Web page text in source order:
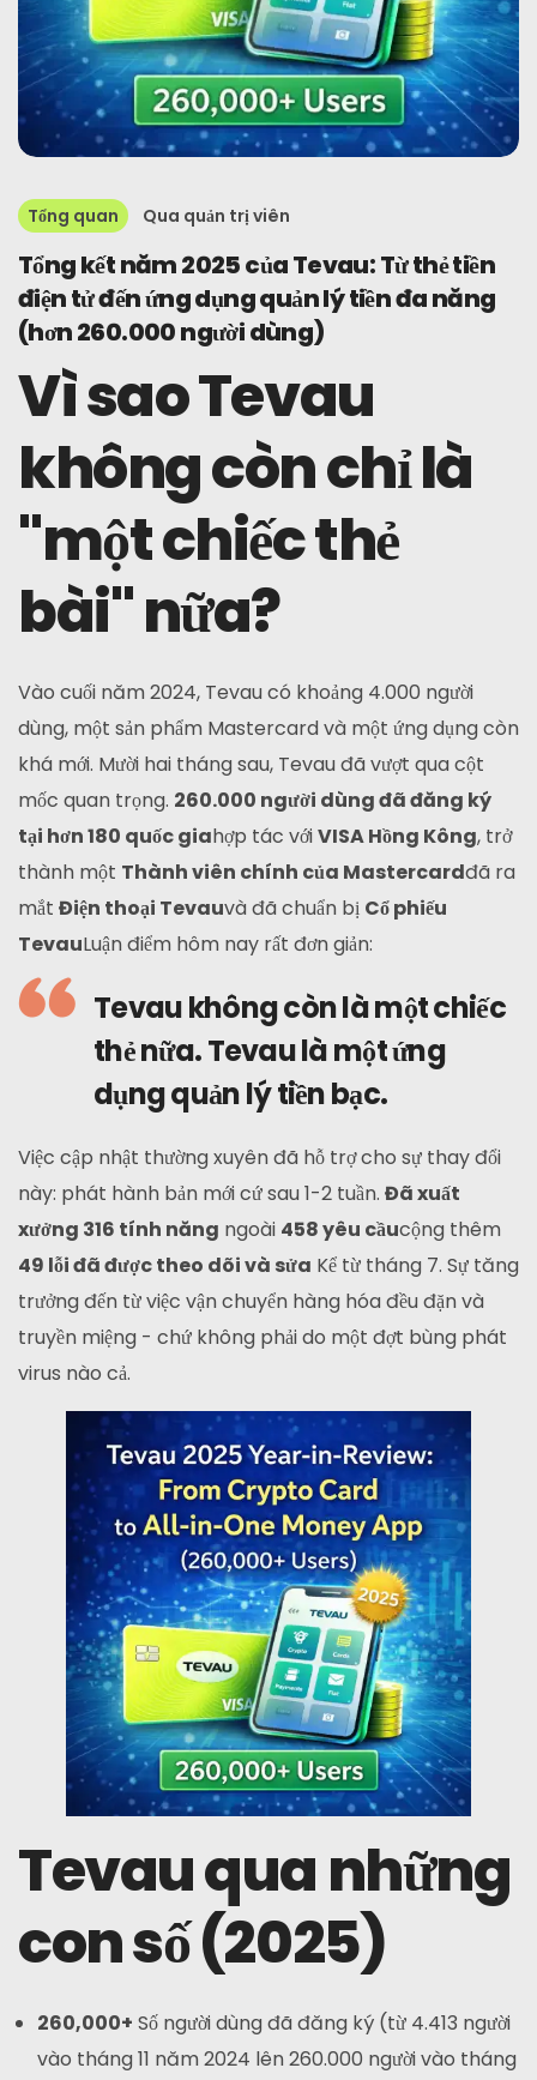
Tổng quan Qua quản trị viên
Tổng kết năm 2025 của Tevau: Từ thẻ tiền
điện tử đến ứng dụng quản lý tiền đa năng
(hơn 260.000 người dùng)
Vì sao Tevau
không còn chỉ là
"một chiếc thẻ
bài" nữa?
Vào cuối năm 2024, Tevau có khoảng 4.000 người
dùng, một sản phẩm Mastercard và một ứng dụng còn
khá mới. Mười hai tháng sau, Tevau đã vượt qua cột
mốc quan trọng. 260.000 người dùng đã đăng ký
tại hơn 180 quốc giahợp tác vớiVISA Hồng Kông, trở
thành một Thành viên chính của Mastercardđã ra
mắt Điện thoại Tevauvà đã chuẩn bị Cổ phiếu
TevauLuận điểm hôm nay rất đơn giản:
Tevau không còn là một chiếc
thẻ nữa. Tevau là một ứng
dụng quản lý tiền bạc.
Việc cập nhật thường xuyên đã hỗ trợ cho sự thay đổi
này: phát hành bản mới cứ sau 1-2 tuần. Đã xuất
xưởng 316 tính năng ngoài 458 yêu cầucộng thêm
49 lỗi đã được theo dõi và sửa Kể từ tháng 7. Sự tăng
trưởng đến từ việc vận chuyển hàng hóa đều đặn và
truyền miệng - chứ không phải do một đợt bùng phát
virus nào cả.
Tevau qua những
con số (2025)
260,000+ Số người dùng đã đăng ký (từ 4.413 người
vào tháng 11 năm 2024 lên 260.000 người vào tháng